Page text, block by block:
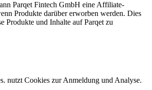
Parqet Fintech GmbH eine Affiliate-
Produkte darüber erworben werden. Dies
Produkte und Inhalte auf Parqet zu
nutzt Cookies zur Anmeldung und Analyse.